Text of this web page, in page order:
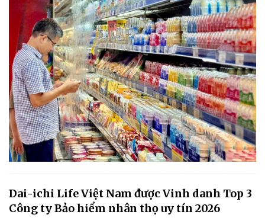
Dai-ichi Life Việt Nam được Vinh danh Top 3
Công ty Bảo hiểm nhân thọ uy tín 2026